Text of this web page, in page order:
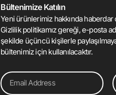
Bültenimize Katılın
Yeni ürünlerimiz hakkında haberdar
Gizlilik politikamız gereği, e-posta
şekilde üçüncü kişilerle
bültenimiz için kullanılacaktır.
Email